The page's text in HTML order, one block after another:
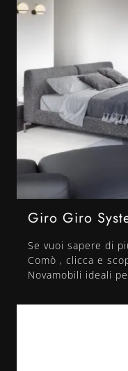
Giro Giro
Se vuoi sapere di
Comò , clicca e
Novamobili ideali